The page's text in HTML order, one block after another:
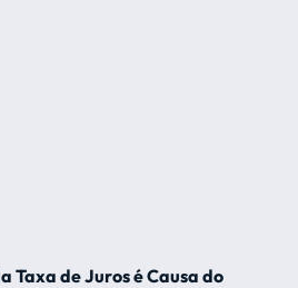
Taxa de Juros é Causa do